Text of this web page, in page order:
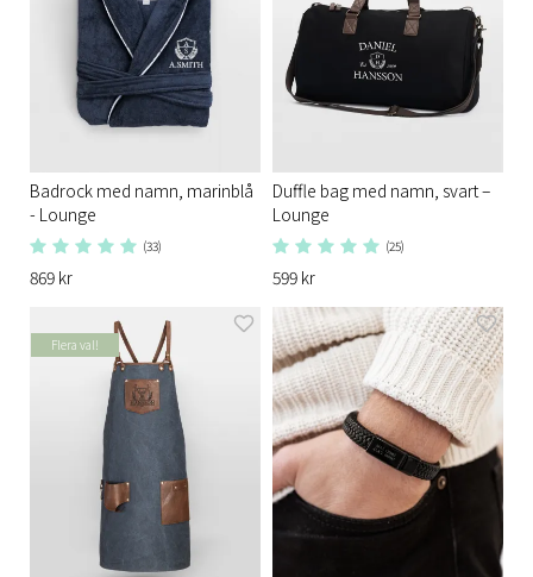
Badrock med namn, marinblå
- Lounge
(33)
869 kr
Duffle bag med namn, svart –
Lounge
(25)
599 kr
Flera val!